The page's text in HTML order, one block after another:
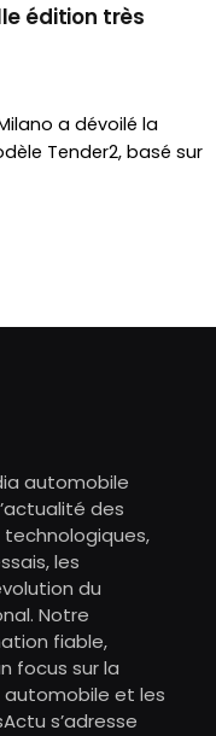
édition très
a dévoilé la
Tender2, basé sur
automobile
des
les
du
Notre
fiable,
focus sur la
automobile et les
s’adresse